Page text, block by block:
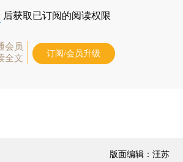
后获取已订阅的阅读权限
会员
全文
订阅/会员升级
版面编辑：汪苏